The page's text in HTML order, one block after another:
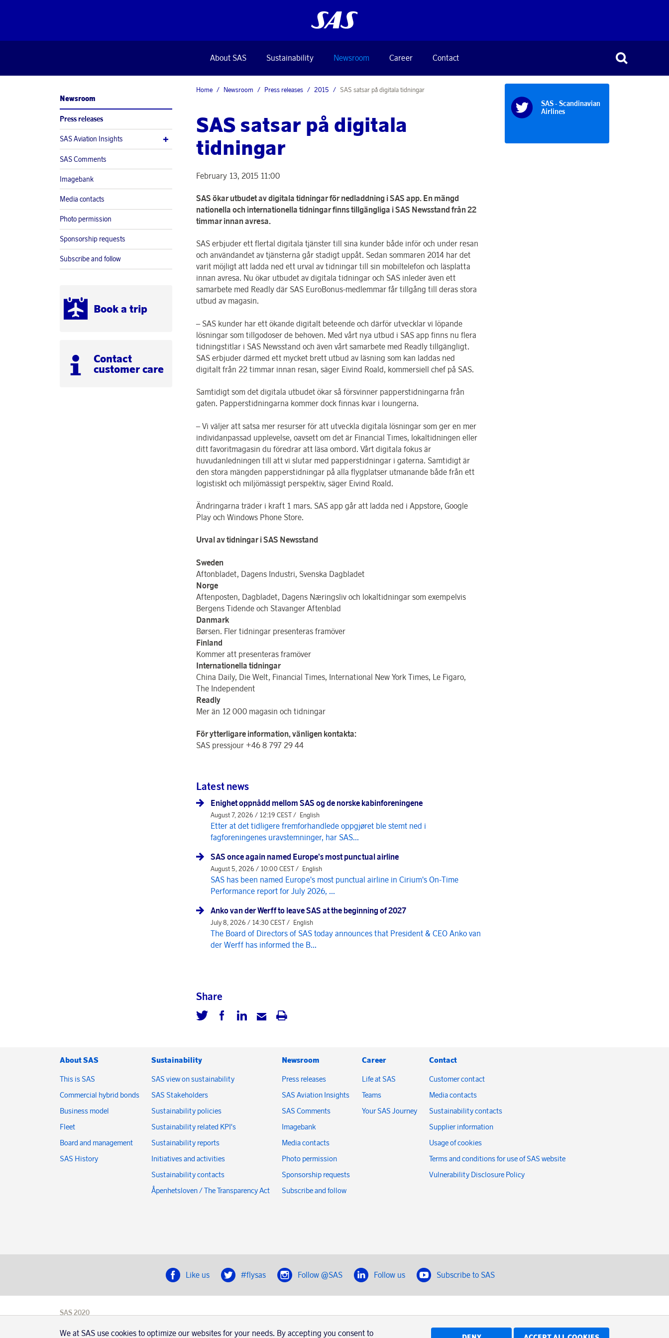
About SAS Sustainability Newsroom Career Contact
Newsroom
Press releases
SAS Aviation Insights
SAS Comments
Imagebank
Media contacts
Photo permission
Sponsorship requests
Subscribe and follow
Book a trip
Contact
customer care
Home Newsroom Press releases 2015 SAS satsar på digitala tidningar
SAS satsar på digitala
tidningar
February 13, 2015 11:00
SAS ökar utbudet av digitala tidningar för nedladdning i SAS app. En mängd
nationella och internationella tidningar finns tillgängliga i SAS Newsstand från 22
timmar innan avresa.
SAS erbjuder ett flertal digitala tjänster till sina kunder både inför och under resan
och användandet av tjänsterna går stadigt uppåt. Sedan sommaren 2014 har det
varit möjligt att ladda ned ett urval av tidningar till sin mobiltelefon och läsplatta
innan avresa. Nu ökar utbudet av digitala tidningar och SAS inleder även ett
samarbete med Readly där SAS EuroBonus-medlemmar får tillgång till deras stora
utbud av magasin.
– SAS kunder har ett ökande digitalt beteende och därför utvecklar vi löpande
lösningar som tillgodoser de behoven. Med vårt nya utbud i SAS app finns nu flera
tidningstitlar i SAS Newsstand och även vårt samarbete med Readly tillgängligt.
SAS erbjuder därmed ett mycket brett utbud av läsning som kan laddas ned
digitalt från 22 timmar innan resan, säger Eivind Roald, kommersiell chef på SAS.
Samtidigt som det digitala utbudet ökar så försvinner papperstidningarna från
gaten. Papperstidningarna kommer dock finnas kvar i loungerna.
– Vi väljer att satsa mer resurser för att utveckla digitala lösningar som ger en mer
individanpassad upplevelse, oavsett om det är Financial Times, lokaltidningen eller
ditt favoritmagasin du föredrar att läsa ombord. Vårt digitala fokus är
huvudanledningen till att vi slutar med papperstidningar i gaterna. Samtidigt är
den stora mängden papperstidningar på alla flygplatser utmanande både från ett
logistiskt och miljömässigt perspektiv, säger Eivind Roald.
Ändringarna träder i kraft 1 mars. SAS app går att ladda ned i Appstore, Google
Play och Windows Phone Store.
Urval av tidningar i SAS Newsstand
Sweden
Aftonbladet, Dagens Industri, Svenska Dagbladet
Norge
Aftenposten, Dagbladet, Dagens Næringsliv och lokaltidningar som exempelvis
Bergens Tidende och Stavanger Aftenblad
Danmark
Børsen. Fler tidningar presenteras framöver
Finland
Kommer att presenteras framöver
Internationella tidningar
China Daily, Die Welt, Financial Times, International New York Times, Le Figaro,
The Independent
Readly
Mer än 12 000 magasin och tidningar
För ytterligare information, vänligen kontakta:
SAS pressjour +46 8 797 29 44
Latest news
Enighet oppnådd mellom SAS og de norske kabinforeningene
August 7, 2026 / 12:19 CEST / English
Etter at det tidligere fremforhandlede oppgjøret ble stemt ned i
fagforeningenes uravstemninger, har SAS...
SAS once again named Europe's most punctual airline
August 5, 2026 / 10:00 CEST / English
SAS has been named Europe's most punctual airline in Cirium's On-Time
Performance report for July 2026, ...
Anko van der Werff to leave SAS at the beginning of 2027
July 8, 2026 / 14:30 CEST / English
The Board of Directors of SAS today announces that President & CEO Anko van
der Werff has informed the B...
Share
SAS - Scandinavian
Airlines
About SAS
This is SAS
Commercial hybrid bonds
Business model
Fleet
Board and management
SAS History
Sustainability
SAS view on sustainability
SAS Stakeholders
Sustainability policies
Sustainability related KPI's
Sustainability reports
Initiatives and activities
Sustainability contacts
Åpenhetsloven / The Transparency Act
Newsroom
Press releases
SAS Aviation Insights
SAS Comments
Imagebank
Media contacts
Photo permission
Sponsorship requests
Subscribe and follow
Career
Life at SAS
Teams
Your SAS Journey
Contact
Customer contact
Media contacts
Sustainability contacts
Supplier information
Usage of cookies
Terms and conditions for use of SAS website
Vulnerability Disclosure Policy
Like us #flysas Follow @SAS Follow us Subscribe to SAS
SAS 2020
SE-195 87
Usage of cookies
Terms and conditions
We at SAS use cookies to optimize our websites for your needs. By accepting you consent to